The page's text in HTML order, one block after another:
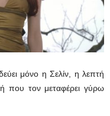
μόνο η Σελίν, η λεπτή
που τον μεταφέρει γύρω